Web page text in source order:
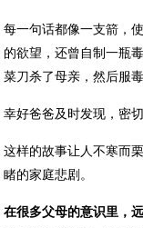
每一句话都像一支箭，
的欲望，还曾自制一瓶
菜刀杀了母亲，然后服毒
幸好爸爸及时发现，密
这样的故事让人不寒而
睹的家庭悲剧。
在很多父母的意识里，